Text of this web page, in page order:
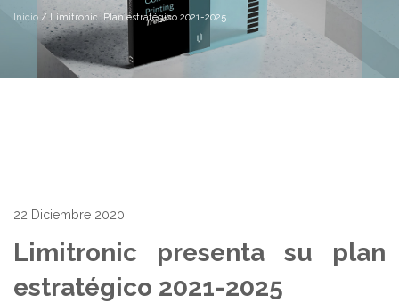
Inicio / Limitronic. Plan estratégico 2021-2025.
22 Diciembre 2020
Limitronic presenta su plan
estratégico 2021-2025